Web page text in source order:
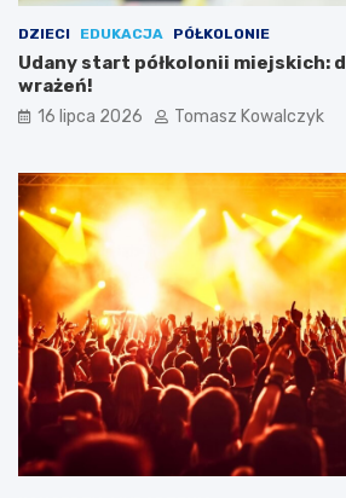
DZIECI EDUKACJA PÓŁKOLONIE
Udany start półkolonii miejskich:
wrażeń!
16 lipca 2026 Tomasz Kowalczyk